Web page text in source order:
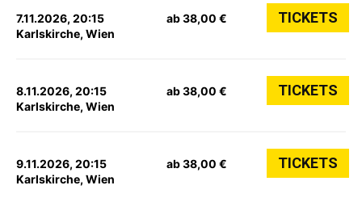
7.11.2026, 20:15
Karlskirche, Wien
ab 38,00 € TICKETS
8.11.2026, 20:15
Karlskirche, Wien
ab 38,00 € TICKETS
9.11.2026, 20:15
Karlskirche, Wien
ab 38,00 € TICKETS